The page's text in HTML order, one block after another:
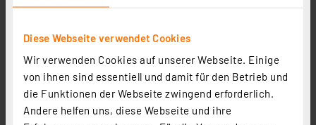
Diese Webseite verwendet Cookies
Wir verwenden Cookies auf unserer Webseite. Einige
von ihnen sind essentiell und damit für den Betrieb und
die Funktionen der Webseite zwingend erforderlich.
Andere helfen uns, diese Webseite und ihre